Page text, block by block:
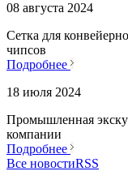
08 августа 2024
Сетка для
чипсов
Подробнее
18 июля 2024
Промышленная
компании
Подробнее
Все новостиRSS